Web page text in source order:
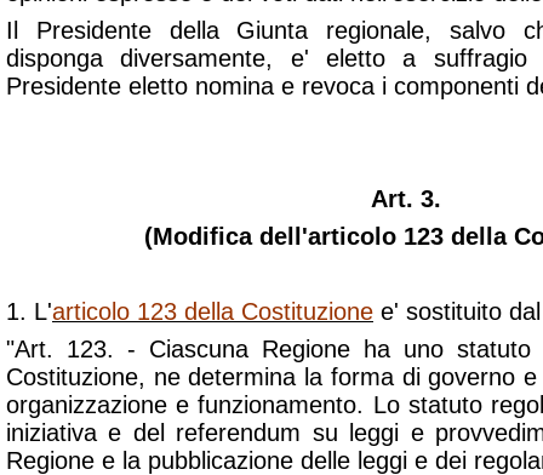
Il Presidente della Giunta regionale, salvo
disponga diversamente, e' eletto a
Presidente eletto nomina e revoca i componenti
Art. 3.
(Modifica dell'articolo 123 della
1. L'articolo 123 della Costituzione e' sostituito
"Art. 123. - Ciascuna Regione ha uno
Costituzione, ne determina la forma di governo
organizzazione e funzionamento. Lo statuto
iniziativa e del referendum su leggi e
Regione e la pubblicazione delle leggi e dei